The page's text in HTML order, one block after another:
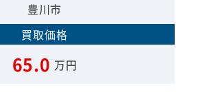
豊川市
買取価格
65.0 万円